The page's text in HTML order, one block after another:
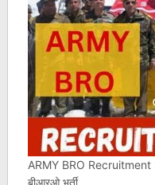
ARMY BRO
बीआरओ भर्ती